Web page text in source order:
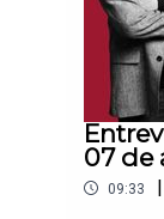
07 de
09:33 |